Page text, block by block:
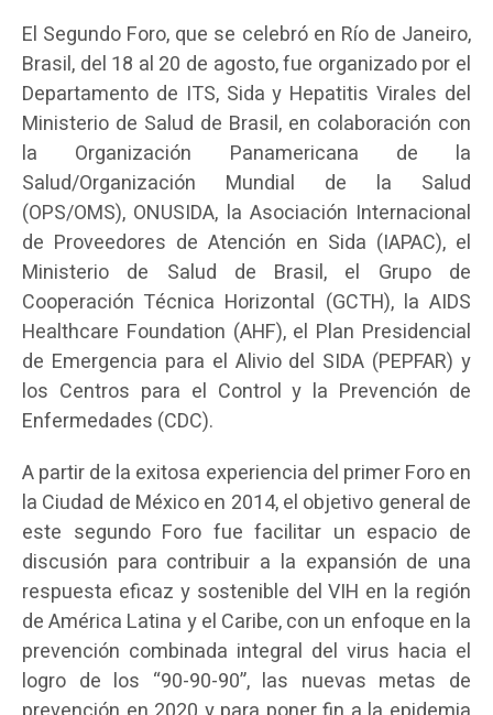
El Segundo Foro, que se celebró en Río de Janeiro,
Brasil, del 18 al 20 de agosto, fue organizado por el
Departamento de ITS, Sida y Hepatitis Virales del
Ministerio de Salud de Brasil, en colaboración con
la Organización Panamericana de la
Salud/Organización Mundial de la Salud
(OPS/OMS), ONUSIDA, la Asociación Internacional
de Proveedores de Atención en Sida (IAPAC), el
Ministerio de Salud de Brasil, el Grupo de
Cooperación Técnica Horizontal (GCTH), la AIDS
Healthcare Foundation (AHF), el Plan Presidencial
de Emergencia para el Alivio del SIDA (PEPFAR) y
los Centros para el Control y la Prevención de
Enfermedades (CDC).
A partir de la exitosa experiencia del primer Foro en
la Ciudad de México en 2014, el objetivo general de
este segundo Foro fue facilitar un espacio de
discusión para contribuir a la expansión de una
respuesta eficaz y sostenible del VIH en la región
de América Latina y el Caribe, con un enfoque en la
prevención combinada integral del virus hacia el
logro de los “90-90-90”, las nuevas metas de